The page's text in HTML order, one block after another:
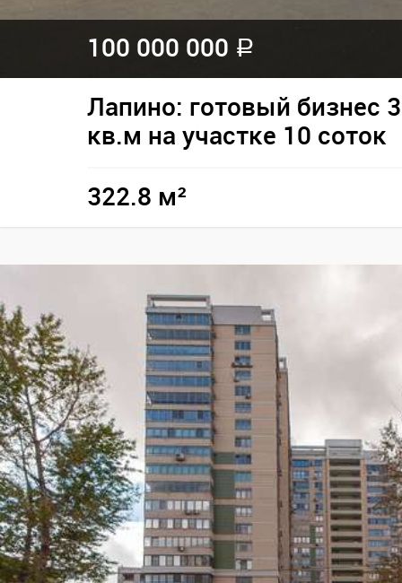
100 000 000 a
Лапино: готовый бизнес
кв.м на участке 10 соток
322.8 м²